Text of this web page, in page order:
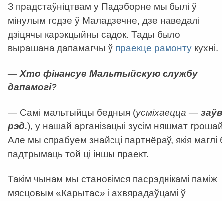
З прадстаўніцтвам у Падэборне мы былі ў
мінулым годзе ў Маладзечне, дзе наведалі
дзіцячы карэкцыйны садок. Тады было
вырашана дапамагчы ў праекце рамонту кухні.
— Хто фінансуе Мальтыйскую службу
дапамогі?
— Самі мальтыйцы бедныя (усміхаецца —
рэд.), у нашай арганізацыі зусім няшмат
Але мы спрабуем знайсці партнёраў, якія маглі
падтрымаць той ці іншы праект.
Такім чынам мы становімся пасрэднікамі паміж
мясцовым «Карытас» і ахвярадаўцамі ў